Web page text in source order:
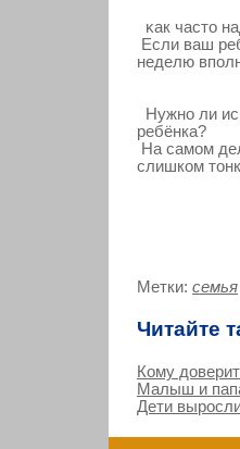
κак часто
Если ваш
неделю
Нужно ли
ребёнка?
На самом
слишком
Метки: семья
Читайте
Кому
Малыш и
Дети